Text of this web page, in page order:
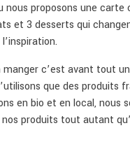
nous proposons une carte
et 3 desserts qui
manger c’est avant tout
que des produits
en bio et en local,
produits tout autant